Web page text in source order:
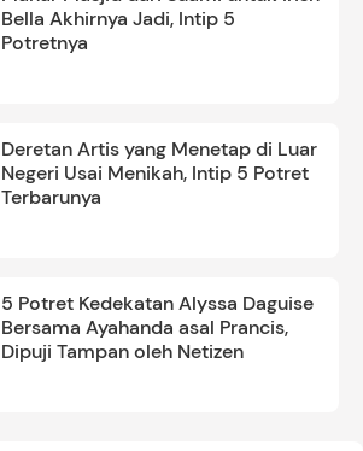
Bella Akhirnya Jadi, Intip 5
Potretnya
Deretan Artis yang Menetap di Luar
Negeri Usai Menikah, Intip 5 Potret
Terbarunya
5 Potret Kedekatan Alyssa Daguise
Bersama Ayahanda asal Prancis,
Dipuji Tampan oleh Netizen